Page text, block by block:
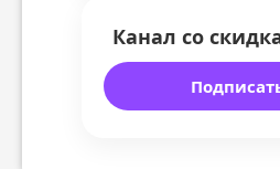
Канал со